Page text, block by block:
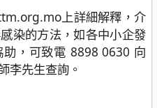
上詳細解釋，介
染的方法，如各中小企發
，可致電 8898 0630 向
李先生查詢。